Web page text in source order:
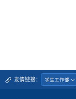
友情链接：